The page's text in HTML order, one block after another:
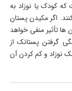
کودک یا نوزاد به
اگر مکیدن پستان
ها تأثیر منفی خواهد
گرفتن پستانک از
نوزاد و کم کردن آن